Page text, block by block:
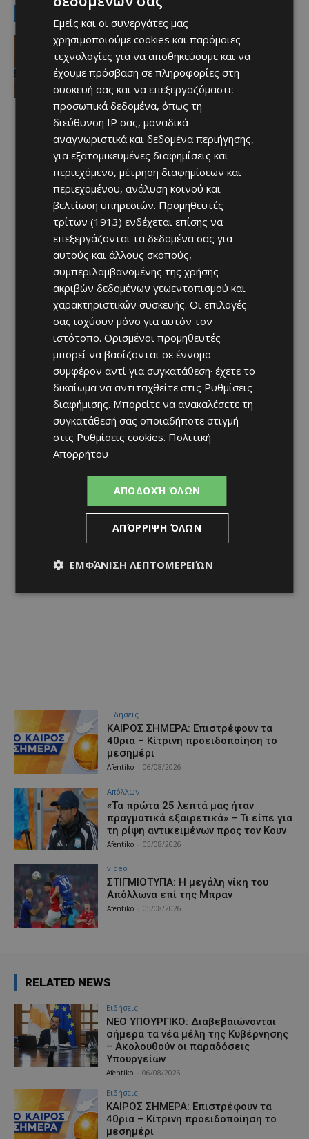
LATEST NEWS
Ειδήσεις
ΝΕΟ ΥΠΟΥΡΓΙΚΟ: Διαβεβαιώνονται
σήμερα τα νέα μέλη της Κυβέρνησης
– Ακολουθούν οι παραδόσεις
Υπουργείων
Afentiko - 06/08/2026
Ειδήσεις
ΚΑΙΡΟΣ ΣΗΜΕΡΑ: Επιστρέφουν τα
40ρια – Κίτρινη προειδοποίηση το
μεσημέρι
Afentiko 06/08/2026
Απόλλων
«Τα πρώτα 25 λεπτά μας ήταν
πραγματικά εξαιρετικά» – Τι είπε για
τη ρίψη αντικειμένων προς τον Κουν
Afentiko 05/08/2026
video
ΣΤΙΓΜΙΟΤΥΠΑ: Η μεγάλη νίκη του
Απόλλωνα επί της Μπραν
Afentiko 05/08/2026
RELATED NEWS
Ειδήσεις
ΝΕΟ ΥΠΟΥΡΓΙΚΟ: Διαβεβαιώνονται
σήμερα τα νέα μέλη της Κυβέρνησης
– Ακολουθούν οι παραδόσεις
Υπουργείων
Afentiko 06/08/2026
Ειδήσεις
ΚΑΙΡΟΣ ΣΗΜΕΡΑ: Επιστρέφουν τα
40ρια – Κίτρινη προειδοποίηση το
μεσημέρι
Εμείς και οι συνεργάτες μας
χρησιμοποιούμε cookies και παρόμοιες
τεχνολογίες για να αποθηκεύουμε και να
έχουμε πρόσβαση σε πληροφορίες στη
συσκευή σας και να επεξεργαζόμαστε
προσωπικά δεδομένα, όπως τη
διεύθυνση IP σας, μοναδικά
αναγνωριστικά και δεδομένα περιήγησης,
για εξατομικευμένες διαφημίσεις και
περιεχόμενο, μέτρηση διαφημίσεων και
περιεχομένου, ανάλυση κοινού και
βελτίωση υπηρεσιών. Προμηθευτές
τρίτων (1913) ενδέχεται επίσης να
επεξεργάζονται τα δεδομένα σας για
αυτούς και άλλους σκοπούς,
συμπεριλαμβανομένης της χρήσης
ακριβών δεδομένων γεωεντοπισμού και
χαρακτηριστικών συσκευής. Οι επιλογές
σας ισχύουν μόνο για αυτόν τον
ιστότοπο. Ορισμένοι προμηθευτές
μπορεί να βασίζονται σε έννομο
συμφέρον αντί για συγκατάθεση· έχετε το
δικαίωμα να αντιταχθείτε στις Ρυθμίσεις
διαφήμισης. Μπορείτε να ανακαλέσετε τη
συγκατάθεσή σας οποιαδήποτε στιγμή
στις Ρυθμίσεις cookies. Πολιτική
Απορρήτου
ΑΠΟΔΟΧΉ ΌΛΩΝ
ΑΠΌΡΡΙΨΗ ΌΛΩΝ
ΕΜΦΆΝΙΣΗ ΛΕΠΤΟΜΕΡΕΙΏΝ